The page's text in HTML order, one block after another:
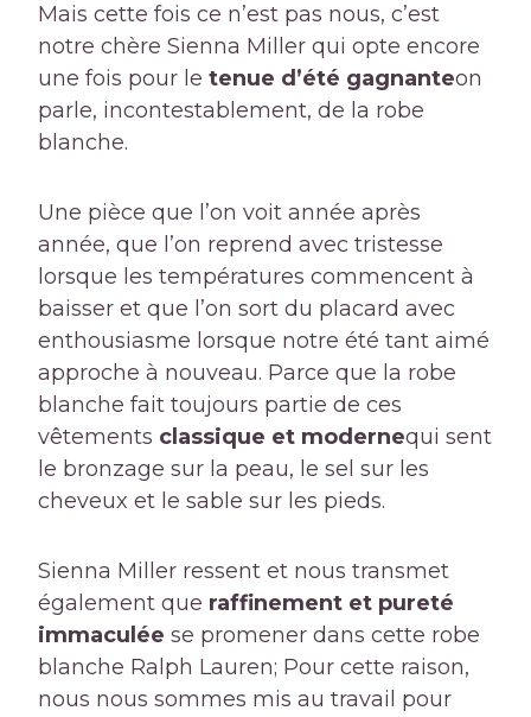
Mais cette fois ce n’est pas nous, c’est
notre chère Sienna Miller qui opte encore
une fois pour le tenue d’été gagnanteon
parle, incontestablement, de la robe
blanche.
Une pièce que l’on voit année après
année, que l’on reprend avec tristesse
lorsque les températures commencent à
baisser et que l’on sort du placard avec
enthousiasme lorsque notre été tant aimé
approche à nouveau. Parce que la robe
blanche fait toujours partie de ces
vêtements classique et modernequi sent
le bronzage sur la peau, le sel sur les
cheveux et le sable sur les pieds.
Sienna Miller ressent et nous transmet
également que raffinement et pureté
immaculée se promener dans cette robe
blanche Ralph Lauren; Pour cette raison,
nous nous sommes mis au travail pour